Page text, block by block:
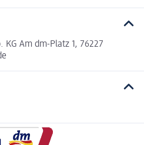
Am dm-Platz 1, 76227